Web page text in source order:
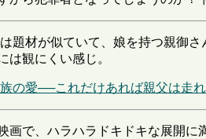
題材が似ていて、娘を持つ親御
は観にくい感じ。
の愛──これだけあれば親父は走
画で、ハラハラドキドキな展開